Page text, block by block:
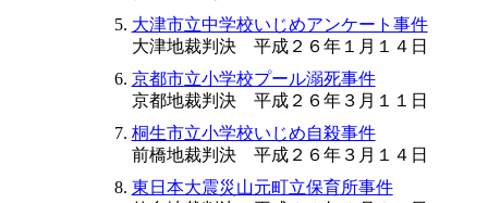
大津市立中学校いじめアンケート事件
大津地裁判決 平成２６年１月１４日
京都市立小学校プール溺死事件
京都地裁判決 平成２６年３月１１日
桐生市立小学校いじめ自殺事件
前橋地裁判決 平成２６年３月１４日
東日本大震災山元町立保育所事件